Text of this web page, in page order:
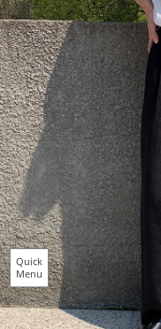
Quick
Menu